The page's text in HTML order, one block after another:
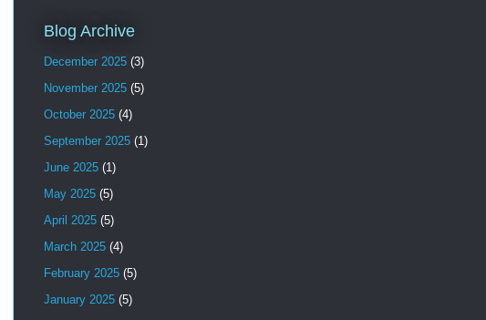
Blog Archive
December 2025 (3)
November 2025 (5)
October 2025 (4)
September 2025 (1)
June 2025 (1)
May 2025 (5)
April 2025 (5)
March 2025 (4)
February 2025 (5)
January 2025 (5)